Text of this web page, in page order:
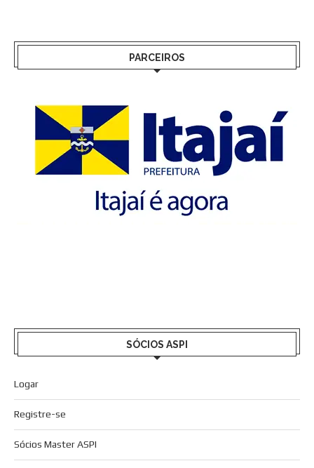
PARCEIROS
SÓCIOS ASPI
Logar
Registre-se
Sócios Master ASPI